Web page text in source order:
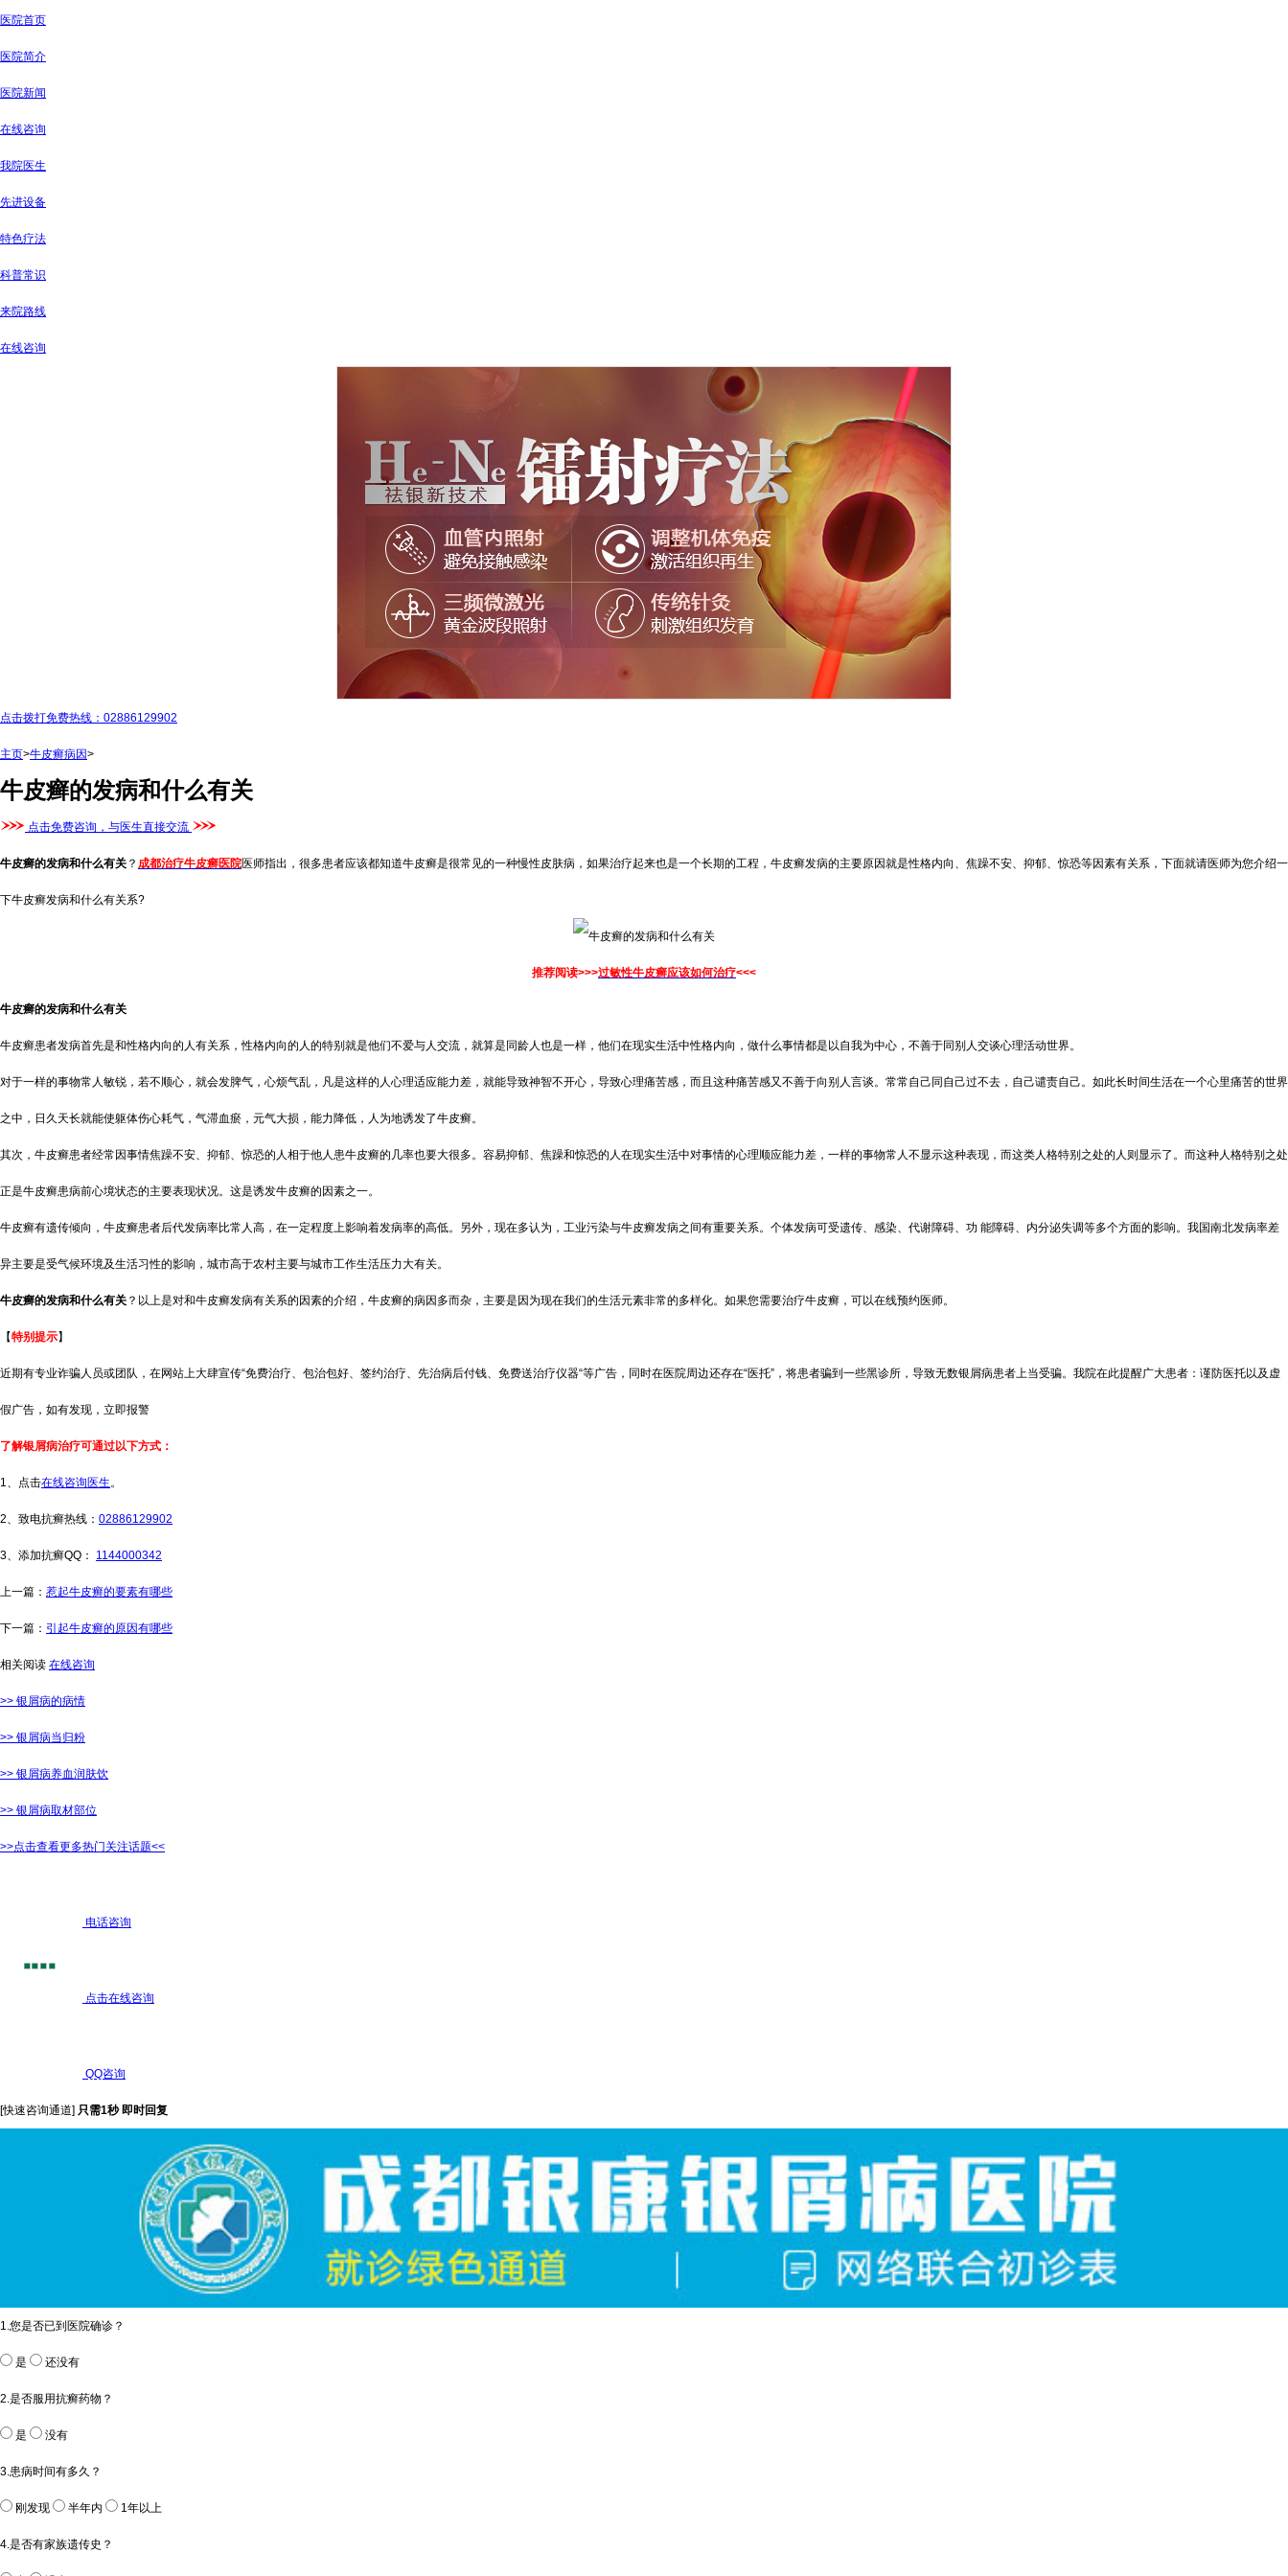
医院首页
医院简介
医院新闻
在线咨询
我院医生
先进设备
特色疗法
科普常识
来院路线
在线咨询
点击拨打免费热线：02886129902
主页>牛皮癣病因>
牛皮癣的发病和什么有关
点击免费咨询，与医生直接交流
牛皮癣的发病和什么有关 ？ 成都治疗牛皮癣医院医师指出，很多患者应该都知道牛皮癣是很常见的一种慢性皮肤病，如果治疗起来也是一个长期的工程，牛皮癣发病的主要原因就是性格内向、焦躁不安、抑郁、惊恐等因素有关系，下面就请医师为您介绍一
下牛皮癣发病和什么有关系?
推荐阅读>>>过敏性牛皮癣应该如何治疗<<<
牛皮癣的发病和什么有关
牛皮癣患者发病首先是和性格内向的人有关系，性格内向的人的特别就是他们不爱与人交流，就算是同龄人也是一样，他们在现实生活中性格内向，做什么事情都是以自我为中心，不善于同别人交谈心理活动世界。
对于一样的事物常人敏锐，若不顺心，就会发脾气，心烦气乱，凡是这样的人心理适应能力差，就能导致神智不开心，导致心理痛苦感，而且这种痛苦感又不善于向别人言谈。常常自己同自己过不去，自己谴责自己。如此长时间生活在一个心里痛苦的世界
之中，日久天长就能使躯体伤心耗气，气滞血瘀，元气大损，能力降低，人为地诱发了牛皮癣。
其次，牛皮癣患者经常因事情焦躁不安、抑郁、惊恐的人相于他人患牛皮癣的几率也要大很多。容易抑郁、焦躁和惊恐的人在现实生活中对事情的心理顺应能力差，一样的事物常人不显示这种表现，而这类人格特别之处的人则显示了。而这种人格特别之处
正是牛皮癣患病前心境状态的主要表现状况。这是诱发牛皮癣的因素之一。
牛皮癣有遗传倾向，牛皮癣患者后代发病率比常人高，在一定程度上影响着发病率的高低。另外，现在多认为，工业污染与牛皮癣发病之间有重要关系。个体发病可受遗传、感染、代谢障碍、功 能障碍、内分泌失调等多个方面的影响。我国南北发病率差
异主要是受气候环境及生活习性的影响，城市高于农村主要与城市工作生活压力大有关。
牛皮癣的发病和什么有关 ？以上是对和牛皮癣发病有关系的因素的介绍，牛皮癣的病因多而杂，主要是因为现在我们的生活元素非常的多样化。如果您需要治疗牛皮癣，可以在线预约医师。
【特别提示】
近期有专业诈骗人员或团队，在网站上大肆宣传“免费治疗、包治包好、签约治疗、先治病后付钱、免费送治疗仪器“等广告，同时在医院周边还存在“医托”，将患者骗到一些黑诊所，导致无数银屑病患者上当受骗。我院在此提醒广大患者：谨防医托以及虚
假广告，如有发现，立即报警
了解银屑病治疗可通过以下方式：
1、点击在线咨询医生。
2、致电抗癣热线： 02886129902
3、添加抗癣QQ： 1144000342
上一篇： 惹起牛皮癣的要素有哪些
下一篇： 引起牛皮癣的原因有哪些
相关阅读 在线咨询
>> 银屑病的病情
>> 银屑病当归粉
>> 银屑病养血润肤饮
>> 银屑病取材部位
>>点击查看更多热门关注话题<<
电话咨询
点击在线咨询
QQ咨询
[快速咨询通道] 只需1秒 即时回复
1.您是否已到医院确诊？
是 还没有
2.是否服用抗癣药物？
是 没有
3.患病时间有多久？
刚发现 半年内 1年以上
4.是否有家族遗传史？